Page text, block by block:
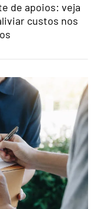
de apoios: veja
custos nos